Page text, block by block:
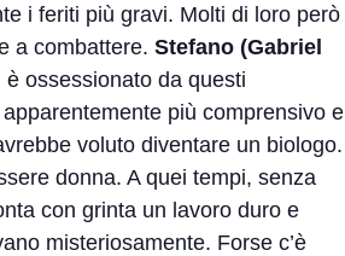
i feriti più gravi. Molti di loro però
a combattere. Stefano (Gabriel
ossessionato da questi
apparentemente più comprensivo e
voluto diventare un biologo.
donna. A quei tempi, senza
con grinta un lavoro duro e
misteriosamente. Forse c’è